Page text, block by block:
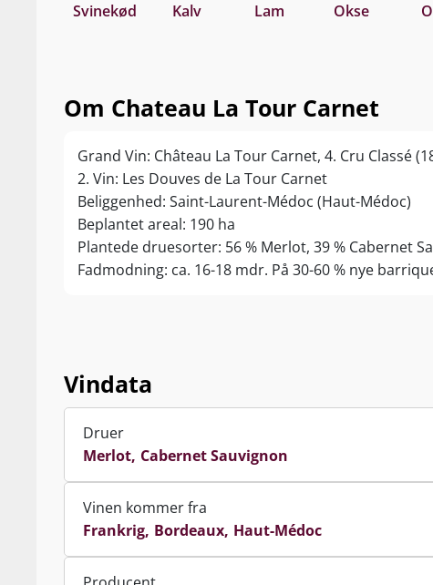
Svinekød Kalv Lam Okse
Om Chateau La Tour Carnet
Grand Vin: Château La Tour Carnet, 4. Cru Classé
2. Vin: Les Douves de La Tour Carnet
Beliggenhed: Saint-Laurent-Médoc (Haut-Médoc)
Beplantet areal: 190 ha
Plantede druesorter: 56 % Merlot, 39 % Cabernet
Fadmodning: ca. 16-18 mdr. På 30-60 % nye
Vindata
Druer
Merlot Cabernet Sauvignon
Vinen kommer fra
Frankrig Bordeaux Haut-Médoc